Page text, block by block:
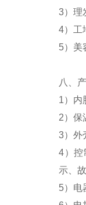
3）理
4）工
5）美
八、
1）内
2）保
3）外
4）控
示、
5）电